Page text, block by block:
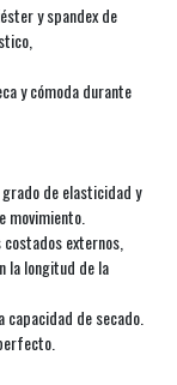
y spandex de
y cómoda durante
grado de elasticidad y
externos,
la longitud de la
de secado.